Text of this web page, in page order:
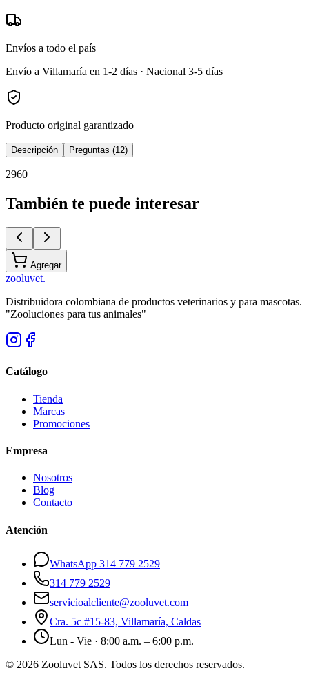
Envíos a todo el país
Envío a Villamaría en 1-2 días · Nacional 3-5 días
Producto original garantizado
Descripción Preguntas (12)
2960
También te puede interesar
Agregar
zooluvet.
Distribuidora colombiana de productos veterinarios y para mascotas.
"Zooluciones para tus animales"
Catálogo
Tienda
Marcas
Promociones
Empresa
Nosotros
Blog
Contacto
Atención
WhatsApp 314 779 2529
314 779 2529
servicioalcliente@zooluvet.com
Cra. 5c #15-83, Villamaría, Caldas
Lun - Vie · 8:00 a.m. – 6:00 p.m.
© 2026 Zooluvet SAS. Todos los derechos reservados.